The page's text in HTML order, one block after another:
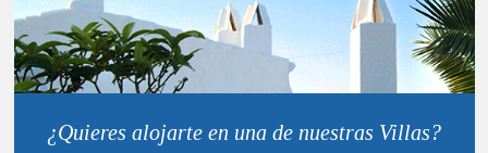
¿Quieres alojarte en una de nuestras Villas?